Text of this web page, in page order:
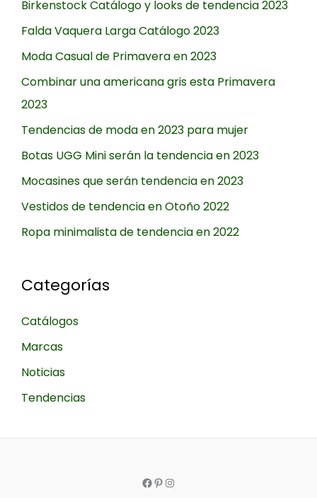
Birkenstock Catálogo y looks de tendencia 2023
Falda Vaquera Larga Catálogo 2023
Moda Casual de Primavera en 2023
Combinar una americana gris esta Primavera
2023
Tendencias de moda en 2023 para mujer
Botas UGG Mini serán la tendencia en 2023
Mocasines que serán tendencia en 2023
Vestidos de tendencia en Otoño 2022
Ropa minimalista de tendencia en 2022
Categorías
Catálogos
Marcas
Noticias
Tendencias
Facebook
Pinterest
Instagram